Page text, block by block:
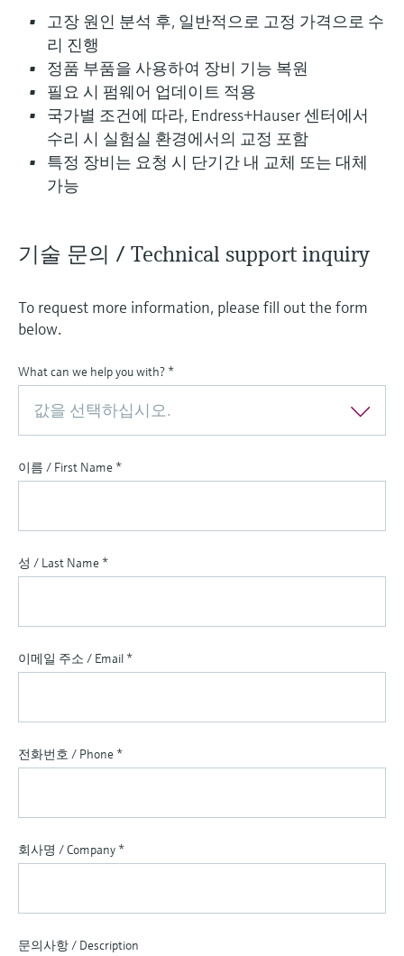
고장 원인 분석 후, 일반적으로 고정 가격으로 수
리 진행
정품 부품을 사용하여 장비 기능 복원
필요 시 펌웨어 업데이트 적용
국가별 조건에 따라, Endress+Hauser 센터에서
수리 시 실험실 환경에서의 교정 포함
특정 장비는 요청 시 단기간 내 교체 또는 대체
가능
기술 문의 / Technical support inquiry
To request more information, please fill out the form
below.
What can we help you with? *
값을 선택하십시오.
이름 / First Name *
성 / Last Name *
이메일 주소 / Email *
전화번호 / Phone *
회사명 / Company *
문의사항 / Description